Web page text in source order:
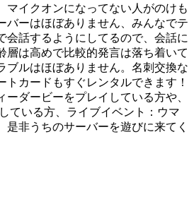
マイクオンになってない人がのけも
バーはほぼありません、みんなでテ
会話するようにしてるので、会話に
層は高めで比較的発言は落ち着いて
ブルはほぼありません。名刺交換な
トカードもすぐレンタルできます！
ーダービーをプレイしている方や、
ている方、ライブイベント：ウマ
是非うちのサーバーを遊びに来てく